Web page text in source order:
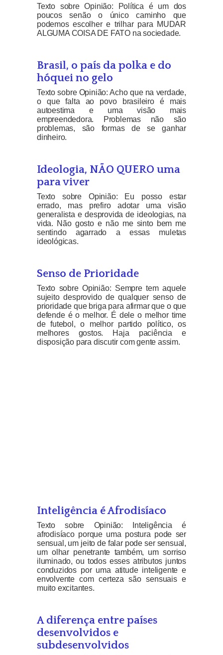
Texto sobre Opinião: Política é um dos
poucos senão o único caminho que
podemos escolher e trilhar para MUDAR
ALGUMA COISA DE FATO na sociedade.
Brasil, o país da polka e do
hóquei no gelo
Texto sobre Opinião: Acho que na verdade,
o que falta ao povo brasileiro é mais
autoestima e uma visão mais
empreendedora. Problemas não são
problemas, são formas de se ganhar
dinheiro.
Ideologia, NÃO QUERO uma
para viver
Texto sobre Opinião: Eu posso estar
errado, mas prefiro adotar uma visão
generalista e desprovida de ideologias, na
vida. Não gosto e não me sinto bem me
sentindo agarrado a essas muletas
ideológicas.
Senso de Prioridade
Texto sobre Opinião: Sempre tem aquele
sujeito desprovido de qualquer senso de
prioridade que briga para afirmar que o que
defende é o melhor. É dele o melhor time
de futebol, o melhor partido político, os
melhores gostos. Haja paciência e
disposição para discutir com gente assim.
Inteligência é Afrodisíaco
Texto sobre Opinião: Inteligência é
afrodisíaco porque uma postura pode ser
sensual, um jeito de falar pode ser sensual,
um olhar penetrante também, um sorriso
iluminado, ou todos esses atributos juntos
conduzidos por uma atitude inteligente e
envolvente com certeza são sensuais e
muito excitantes.
A diferença entre países
desenvolvidos e
subdesenvolvidos